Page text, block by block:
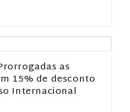
as
15% de desconto
Internacional